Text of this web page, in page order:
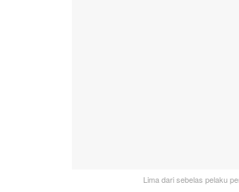
Lima dari sebelas pelaku